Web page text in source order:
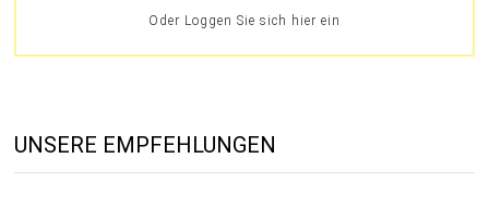
Oder Loggen Sie sich hier ein
UNSERE EMPFEHLUNGEN